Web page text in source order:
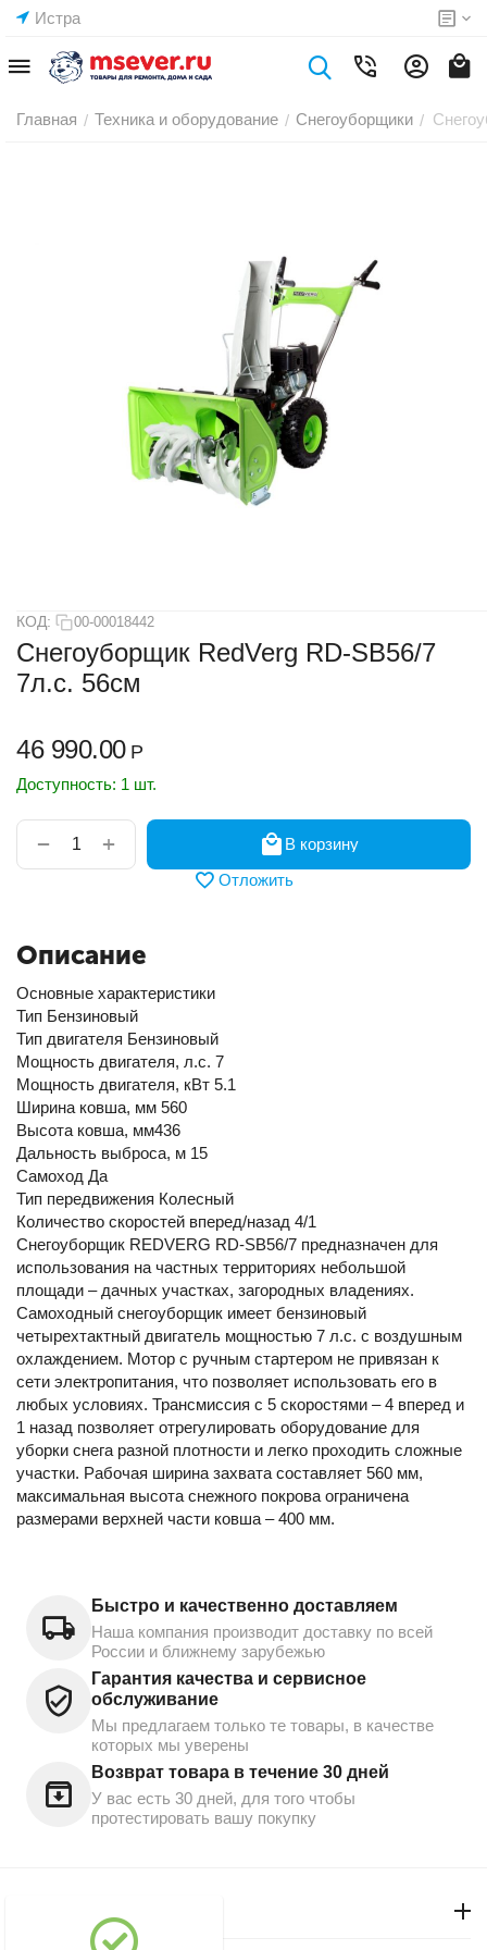
Истра
Главная / Техника и оборудование / Снегоуборщики /
КОД: 00-00018442
Снегоуборщик RedVerg RD-SB56/7
7л.с. 56см
46 990.00 Р
Доступность: 1 шт.
+
−
В корзину
Отложить
Описание
Основные характеристики
Тип Бензиновый
Тип двигателя Бензиновый
Мощность двигателя, л.с. 7
Мощность двигателя, кВт 5.1
Ширина ковша, мм 560
Высота ковша, мм436
Дальность выброса, м 15
Самоход Да
Тип передвижения Колесный
Количество скоростей вперед/назад 4/1
Снегоуборщик REDVERG RD-SB56/7 предназначен для
использования на частных территориях небольшой
площади – дачных участках, загородных владениях.
Самоходный снегоуборщик имеет бензиновый
четырехтактный двигатель мощностью 7 л.с. с воздушным
охлаждением. Мотор с ручным стартером не привязан к
сети электропитания, что позволяет использовать его в
любых условиях. Трансмиссия с 5 скоростями – 4 вперед и
1 назад позволяет отрегулировать оборудование для
уборки снега разной плотности и легко проходить сложные
участки. Рабочая ширина захвата составляет 560 мм,
максимальная высота снежного покрова ограничена
размерами верхней части ковша – 400 мм.
Быстро и качественно доставляем
Наша компания производит доставку по всей
России и ближнему зарубежью
Гарантия качества и сервисное
обслуживание
Мы предлагаем только те товары, в качестве
которых мы уверены
Возврат товара в течение 30 дней
У вас есть 30 дней, для того чтобы
протестировать вашу покупку